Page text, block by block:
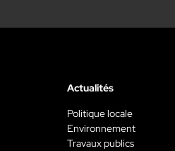
Actualités
Politique locale
Environnement
Travaux publics